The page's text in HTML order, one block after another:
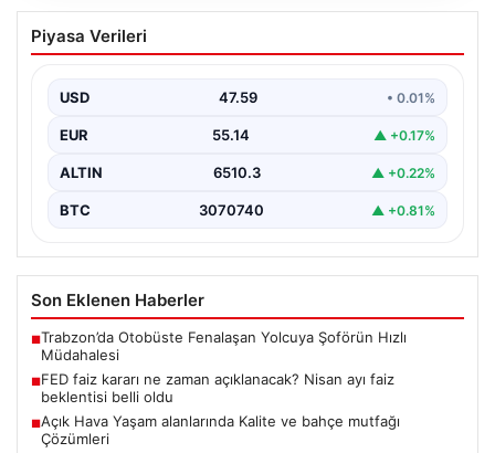
FED faiz kararı ne zaman açıklanacak?
Nisan ayı faiz beklentisi belli oldu
Piyasa Verileri
USD 47.59 • 0.01%
EUR 55.14 ▲ +0.17%
ALTIN 6510.3 ▲ +0.22%
BTC 3070740 ▲ +0.81%
Son Eklenen Haberler
■Trabzon’da Otobüste Fenalaşan Yolcuya Şoförün Hızlı
Müdahalesi
■FED faiz kararı ne zaman açıklanacak? Nisan ayı faiz
beklentisi belli oldu
■Açık Hava Yaşam alanlarında Kalite ve bahçe mutfağı
Çözümleri